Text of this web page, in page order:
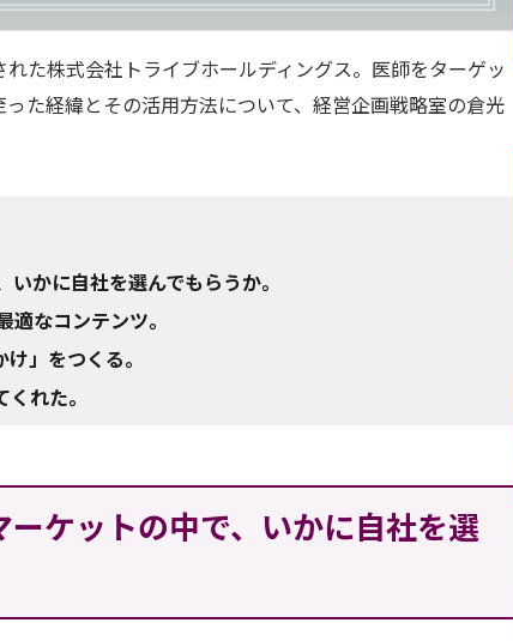
た株式会社トライブホールディングス。医師をターゲッ
た経緯とその活用方法について、経営企画戦略室の倉光
かに自社を選んでもらうか。
なコンテンツ。
」をつくる。
れた。
ケットの中で、いかに自社を選